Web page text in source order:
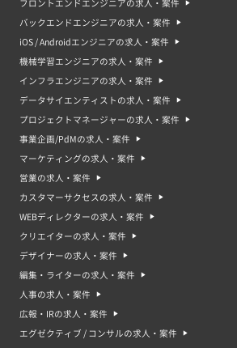
2 PHP
4
5 Go
バックエンドエンジニアの平均時給
※ 想定時給: 案件ごとの平均報酬 / 平均稼働時間で算
バックエンドエンジニアの平均年収
フロントエンドエンジニアの求人・案件
バックエンドエンジニアの求人・案件
iOS / Androidエンジニアの求人・案件
機械学習エンジニアの求人・案件
インフラエンジニアの求人・案件
データサイエンティストの求人・案件
プロジェクトマネージャーの求人・案件
事業企画/PdMの求人・案件
マーケティングの求人・案件
営業の求人・案件
カスタマーサクセスの求人・案件
WEBディレクターの求人・案件
クリエイターの求人・案件
デザイナーの求人・案件
編集・ライターの求人・案件
人事の求人・案件
広報・IRの求人・案件
エグゼクティブ / コンサルの求人・案件